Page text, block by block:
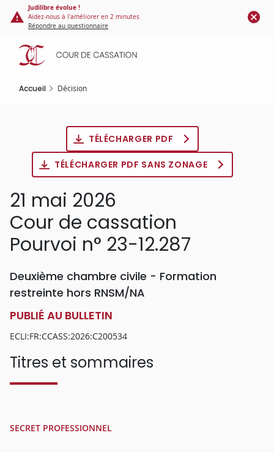
Panneau de gestion des cookies
contenu
principal
Judilibre évolue !
Aidez-nous à l'améliorer en 2 minutes
Répondre au questionnaire
Accueil Décision
TÉLÉCHARGER PDF
TÉLÉCHARGER PDF SANS ZONAGE
21 mai 2026
Cour de cassation
Pourvoi n° 23-12.287
Deuxième chambre civile - Formation
restreinte hors RNSM/NA
PUBLIÉ AU BULLETIN
ECLI:FR:CCASS:2026:C200534
Titres et sommaires
SECRET PROFESSIONNEL